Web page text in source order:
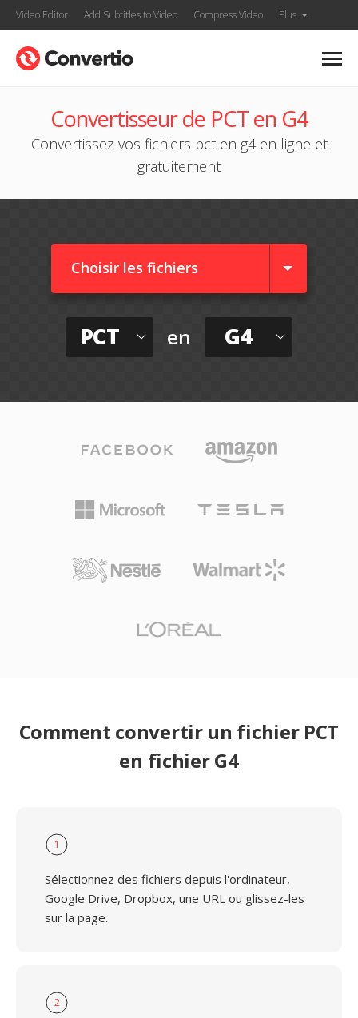
Video Editor Add Subtitles to Video Compress Video Plus
Convertisseur de PCT en G4
Convertissez vos fichiers pct en g4 en ligne et
gratuitement
Choisir les fichiers
PCT en G4
Comment convertir un fichier PCT
en fichier G4
1
Sélectionnez des fichiers depuis l'ordinateur,
Google Drive, Dropbox, une URL ou glissez-les
sur la page.
2